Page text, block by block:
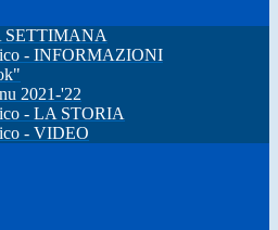
- INFORMAZIONI
2021-'22
- LA STORIA
- VIDEO